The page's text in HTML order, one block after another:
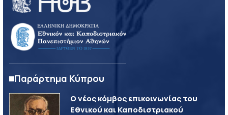
Παράρτημα Κύπρου
Ο νέος κόμβος επικοινωνίας του
Εθνικού και Καποδιστριακού